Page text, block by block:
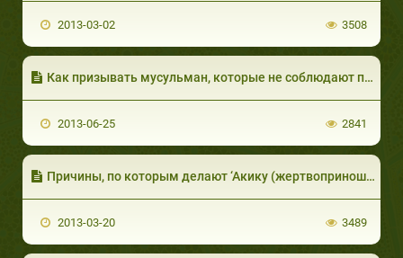
2013-03-02 3508
Как призывать мусульман, которые не соблюдают пост в месяц Рамадан?
2013-06-25 2841
Причины, по которым делают ‘Акику (жертвоприношение за новорожденного)
2013-03-20 3489